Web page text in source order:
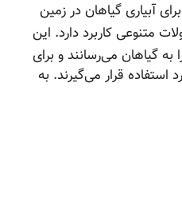
آبیاری گیاهان در زمین
کاربرد دارد. این
می‌رسانند و برای
قرار می‌گیرند. به